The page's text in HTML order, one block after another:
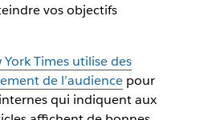
vos objectifs
York Timesutilise des
de l’audiencepour
qui indiquent aux